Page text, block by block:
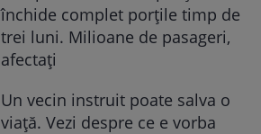
închide complet porțile timp de
trei luni. Milioane de pasageri,
afectați
Un vecin instruit poate salva o
viață. Vezi despre ce e vorba